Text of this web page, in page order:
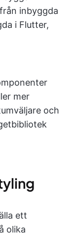
inbyggda
i Flutter,
mer
och
ett
olika